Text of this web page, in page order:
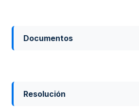
Documentos
Resolución